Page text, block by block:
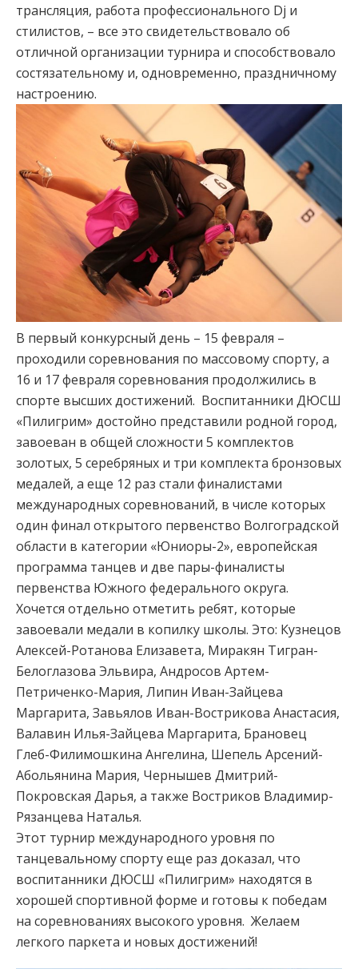
трансляция, работа профессионального Dj и
стилистов, – все это свидетельствовало об
отличной организации турнира и способствовало
состязательному и, одновременно, праздничному
настроению.
В первый конкурсный день – 15 февраля –
проходили соревнования по массовому спорту, а
16 и 17 февраля соревнования продолжились в
спорте высших достижений. Воспитанники ДЮСШ
«Пилигрим» достойно представили родной город,
завоеван в общей сложности 5 комплектов
золотых, 5 серебряных и три комплекта бронзовых
медалей, а еще 12 раз стали финалистами
международных соревнований, в числе которых
один финал открытого первенство Волгоградской
области в категории «Юниоры-2», европейская
программа танцев и две пары-финалисты
первенства Южного федерального округа.
Хочется отдельно отметить ребят, которые
завоевали медали в копилку школы. Это: Кузнецов
Алексей-Ротанова Елизавета, Миракян Тигран-
Белоглазова Эльвира, Андросов Артем-
Петриченко-Мария, Липин Иван-Зайцева
Маргарита, Завьялов Иван-Вострикова Анастасия,
Валавин Илья-Зайцева Маргарита, Брановец
Глеб-Филимошкина Ангелина, Шепель Арсений-
Абольянина Мария, Чернышев Дмитрий-
Покровская Дарья, а также Востриков Владимир-
Рязанцева Наталья.
Этот турнир международного уровня по
танцевальному спорту еще раз доказал, что
воспитанники ДЮСШ «Пилигрим» находятся в
хорошей спортивной форме и готовы к победам
на соревнованиях высокого уровня. Желаем
легкого паркета и новых достижений!